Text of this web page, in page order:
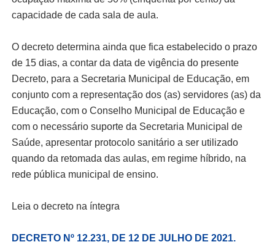
capacidade de cada sala de aula.
O decreto determina ainda que fica estabelecido o prazo
de 15 dias, a contar da data de vigência do presente
Decreto, para a Secretaria Municipal de Educação, em
conjunto com a representação dos (as) servidores (as) da
Educação, com o Conselho Municipal de Educação e
com o necessário suporte da Secretaria Municipal de
Saúde, apresentar protocolo sanitário a ser utilizado
quando da retomada das aulas, em regime híbrido, na
rede pública municipal de ensino.
Leia o decreto na íntegra
DECRETO Nº 12.231, DE 12 DE JULHO DE 2021.